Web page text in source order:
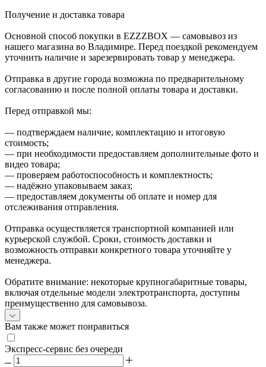
Получение и доставка товара
Основной способ покупки в EZZZBOX — самовывоз из
нашего магазина во Владимире. Перед поездкой рекомендуем
уточнить наличие и зарезервировать товар у менеджера.
Отправка в другие города возможна по предварительному
согласованию и после полной оплаты товара и доставки.
Перед отправкой мы:
— подтверждаем наличие, комплектацию и итоговую
стоимость;
— при необходимости предоставляем дополнительные фото и
видео товара;
— проверяем работоспособность и комплектность;
— надёжно упаковываем заказ;
— предоставляем документы об оплате и номер для
отслеживания отправления.
Отправка осуществляется транспортной компанией или
курьерской службой. Сроки, стоимость доставки и
возможность отправки конкретного товара уточняйте у
менеджера.
Обратите внимание: некоторые крупногабаритные товары,
включая отдельные модели электротранспорта, доступны
преимущественно для самовывоза.
Вам также может понравиться
Экспресс-сервис без очереди